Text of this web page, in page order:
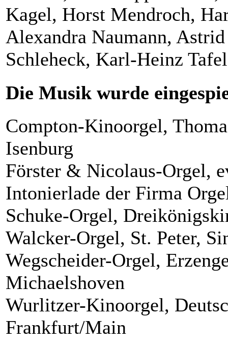
Kagel, Horst Mendroch,
Alexandra Naumann,
Schleheck, Karl-Heinz
Die Musik wurde
Compton-Kinoorgel,
Isenburg
Förster & Nicolaus-Orgel,
Intonierlade der Firma
Schuke-Orgel,
Walcker-Orgel, St. Peter,
Wegscheider-Orgel,
Michaelshoven
Wurlitzer-Kinoorgel,
Frankfurt/Main